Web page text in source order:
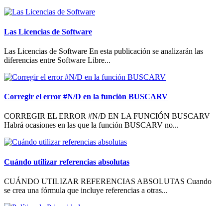
Las Licencias de Software
Las Licencias de Software En esta publicación se analizarán las
diferencias entre Software Libre...
Corregir el error #N/D en la función BUSCARV
CORREGIR EL ERROR #N/D EN LA FUNCIÓN BUSCARV
Habrá ocasiones en las que la función BUSCARV no...
Cuándo utilizar referencias absolutas
CUÁNDO UTILIZAR REFERENCIAS ABSOLUTAS Cuando
se crea una fórmula que incluye referencias a otras...